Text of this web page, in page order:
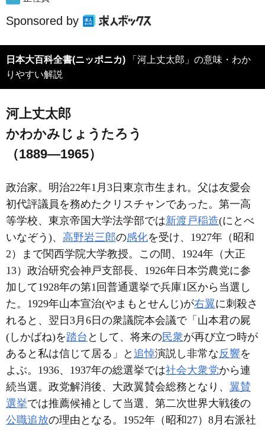
Sponsored by
日本大百科全書(ニッポニカ) 「河上丈太郎」の意味・わか
りやすい解説
河上丈太郎
かわかみじょうたろう
（1889―1965）
政治家。明治22年1月3日東京市生まれ。父は友愛会
初代評議員を務めたクリスチャンであった。第一高
等学校、東京帝国大学法学部では新渡戸稲造(にとべ
いなぞう)、 高野岩三郎の感化を受け、1927年（昭和
2）まで関西学院大学教授。この間、1924年（大正
13）政治研究会神戸支部長、1926年日本労農党に参
加して1928年の第1回普通選挙で兵庫1区から当選し
た。1929年山本宣治(やまもとせんじ)が右翼に刺殺さ
れると、翌日3月6日の衆議院本会議で「山本君の屍
(しかばね)を踏台 として、将来の民衆が再び立つ時が
あると私は信じて居る」と 追悼演説し非常な反響を
よぶ。1936、1937年の総選挙では社会大衆党から連
続当選。政党解消後、大政翼賛会総務となり、 翼賛
選挙では推薦候補として当選、第二次世界大戦後の
公職追放の理由となる。1952年（昭和27）8月右派社